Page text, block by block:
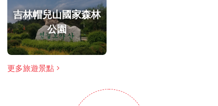
吉林帽兒山國家森林
公園
更多旅遊景點